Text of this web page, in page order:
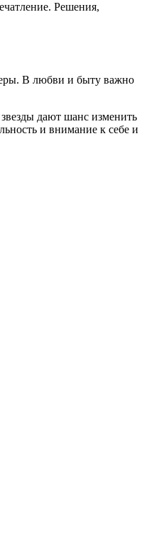
Решения,
В любви и быту важно
дают шанс изменить
и внимание к себе и